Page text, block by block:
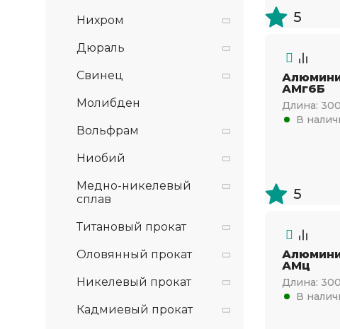
Нихром
Дюраль
Свинец
Молибден
Вольфрам
Ниобий
Медно-никелевый
сплав
Титановый прокат
Оловянный прокат
Никелевый прокат
Кадмиевый прокат
5
АМг6Б
Длина:
В
5
АМц
Длина:
В